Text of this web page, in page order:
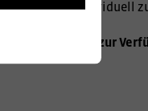
und individuell
Ihnen gerne zur